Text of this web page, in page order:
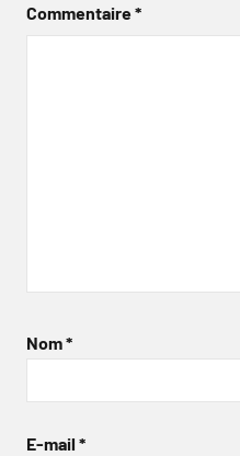
Commentaire*
Nom*
E-mail *